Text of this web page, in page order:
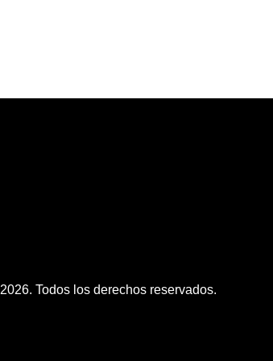
2026. Todos los derechos reservados.